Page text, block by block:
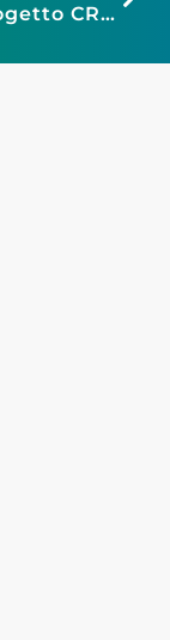
Avvio progetto CRosS Tuscany – Creative Destination for Social Change Academy